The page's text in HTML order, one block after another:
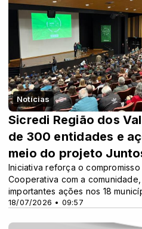
Notícias
18/07/2026 • 09:57
Sicredi Região dos
de 300 entidades e
meio do projeto
Iniciativa reforça o
Cooperativa com a
importantes ações nos 18